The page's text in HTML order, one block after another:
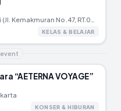
KELAS & BELAJAR
event
“AETERNA VOYAGE”
KONSER & HIBURAN